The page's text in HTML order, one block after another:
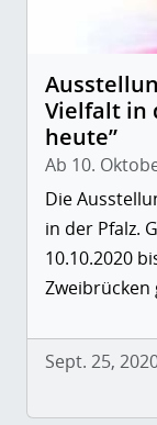
Vielfalt in
heute”
Ab 10.
Die
in der Pfalz.
10.10.2020
Zweibrücken
Sept. 25,